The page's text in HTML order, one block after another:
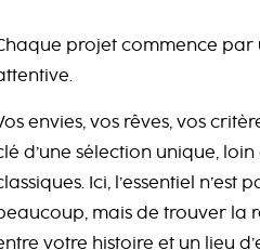
projet commence par
envies, vos rêves, vos
d’une sélection unique, loin
Ici, l’essentiel n’est
mais de trouver la
votre histoire et un lieu